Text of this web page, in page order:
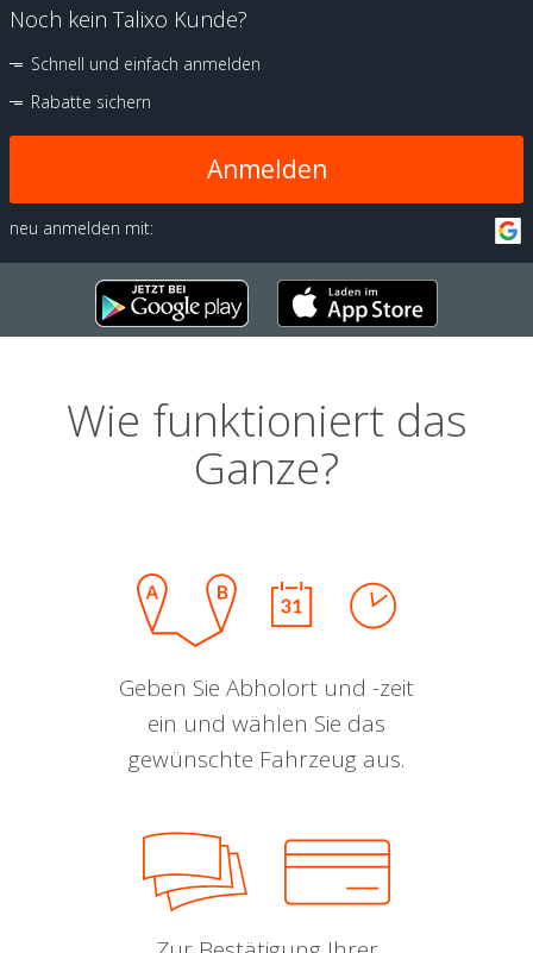
Noch kein Talixo Kunde?
Schnell und einfach anmelden
Rabatte sichern
Anmelden
neu anmelden mit:
Wie funktioniert das
Ganze?
Geben Sie Abholort und -zeit
ein und wählen Sie das
gewünschte Fahrzeug aus.